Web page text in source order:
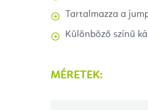
Tartalmazza a
Különböző színű
MÉRETEK: